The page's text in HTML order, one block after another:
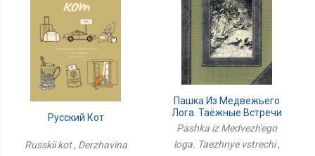
Русский Кот
Russkii kot , Derzhavina
Пашка Из Медвежьего
Лога. Таёжные Встречи
Pashka iz Medvezh'ego
loga. Taezhnye vstrechi ,